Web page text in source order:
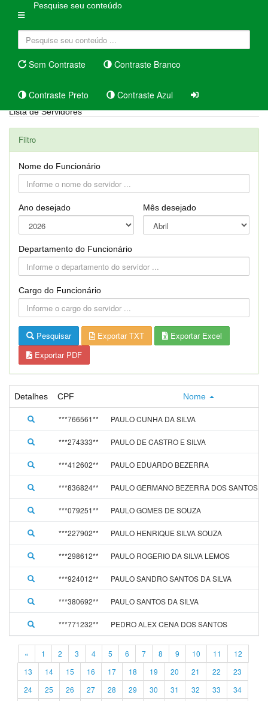
Pesquise seu conteúdo
Sem Contraste Contraste Branco
Contraste Preto Contraste Azul
Lista de Servidores
Filtro
Nome do Funcionário
Ano desejado Mês desejado
Departamento do Funcionário
Cargo do Funcionário
Pesquisar Exportar TXT
Exportar Excel
Exportar PDF
Detalhes CPF Nome
***766561** PAULO CUNHA DA SILVA
***274333** PAULO DE CASTRO E SILVA
***412602** PAULO EDUARDO BEZERRA
***836824** PAULO GERMANO BEZERRA DOS SANTOS
***079251** PAULO GOMES DE SOUZA
***227902** PAULO HENRIQUE SILVA SOUZA
***298612** PAULO ROGERIO DA SILVA LEMOS
***924012** PAULO SANDRO SANTOS DA SILVA
***380692** PAULO SANTOS DA SILVA
***771232** PEDRO ALEX CENA DOS SANTOS
« 1 2 3 4 5 6 7 8 9 10 11
12
13
14 15 16 17 18 19 20 21 22
23
24
25 26 27 28 29 30 31 32 33
34